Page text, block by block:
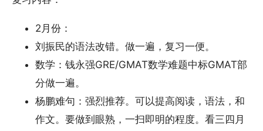
2月份：
刘振民的语法改错。做一遍，复习一便。
数学：钱永强GRE/GMAT数学难题中标GMAT部
分做一遍。
杨鹏难句：强烈推荐。可以提高阅读，语法，和
作文。要做到眼熟，一扫即明的程度。看三四月